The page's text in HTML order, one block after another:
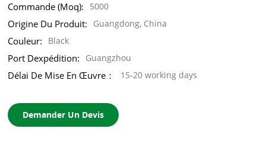
Commande (moq): 5000
Origine Du Produit: Guangdong, China
Couleur: Black
Port Dexpédition: Guangzhou
Délai De Mise En Œuvre： 15-20 working days
Demander Un Devis